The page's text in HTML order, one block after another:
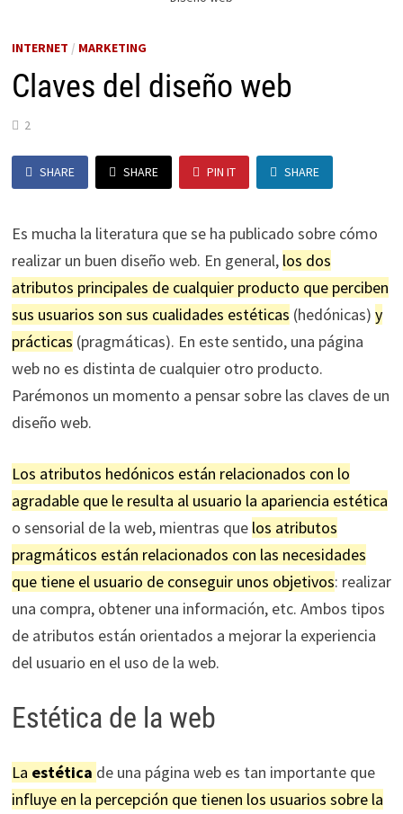
INTERNET / MARKETING
Claves del diseño web
2
SHARE SHARE PIN IT SHARE
Es mucha la literatura que se ha publicado sobre cómo
realizar un buen diseño web. En general, los dos
atributos principales de cualquier producto que perciben
sus usuarios son sus cualidades estéticas (hedónicas) y
prácticas (pragmáticas). En este sentido, una página
web no es distinta de cualquier otro producto.
Parémonos un momento a pensar sobre las claves de un
diseño web.
Los atributos hedónicos están relacionados con lo
agradable que le resulta al usuario la apariencia estética
o sensorial de la web, mientras que los atributos
pragmáticos están relacionados con las necesidades
que tiene el usuario de conseguir unos objetivos: realizar
una compra, obtener una información, etc. Ambos tipos
de atributos están orientados a mejorar la experiencia
del usuario en el uso de la web.
Estética de la web
La estética de una página web es tan importante que
influye en la percepción que tienen los usuarios sobre la